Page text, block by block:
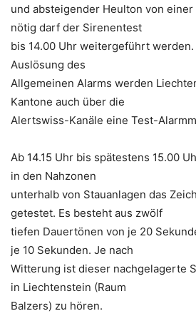
und absteigender Heulton von einer
nötig darf der Sirenentest
bis 14.00 Uhr weitergeführt
Auslösung des
Allgemeinen Alarms werden
Kantone auch über die
Alertswiss-Kanäle eine Test-
Ab 14.15 Uhr bis spätestens 15.00
in den Nahzonen
unterhalb von Stauanlagen das
getestet. Es besteht aus zwölf
tiefen Dauertönen von je 20
je 10 Sekunden. Je nach
Witterung ist dieser nachgelagerte
in Liechtenstein (Raum
Balzers) zu hören.